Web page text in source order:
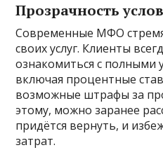
Прозрачность
Современные МФО
своих услуг. Клиенты
ознакомиться с полными
включая процентные
возможные штрафы за
этому, можно заранее
придётся вернуть, и
затрат.